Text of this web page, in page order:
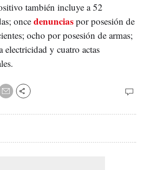
también incluye a 52
once denuncias por posesión de
ocho por posesión de armas;
electricidad y cuatro actas